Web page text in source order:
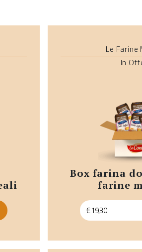
Le Farine
In
box farina dolci soffici le
farine
€19,30